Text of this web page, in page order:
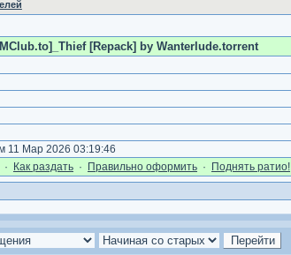
[Repack] by Wanterlude.torrent
11 Мар 2026 03:19:46
· Как раздать · Правильно оформить · Поднять ратио!